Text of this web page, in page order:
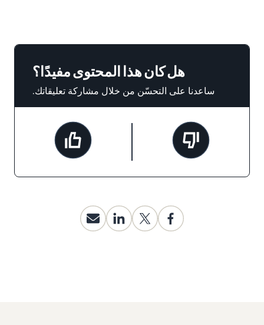
هل كان هذا المحتوى مفيدًا؟
ساعدنا على التحسّن من خلال مشاركة تعليقاتك.